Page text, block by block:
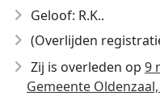
Geloof: R.K..
(Overlijden
Zij is overleden op 9
Gemeente